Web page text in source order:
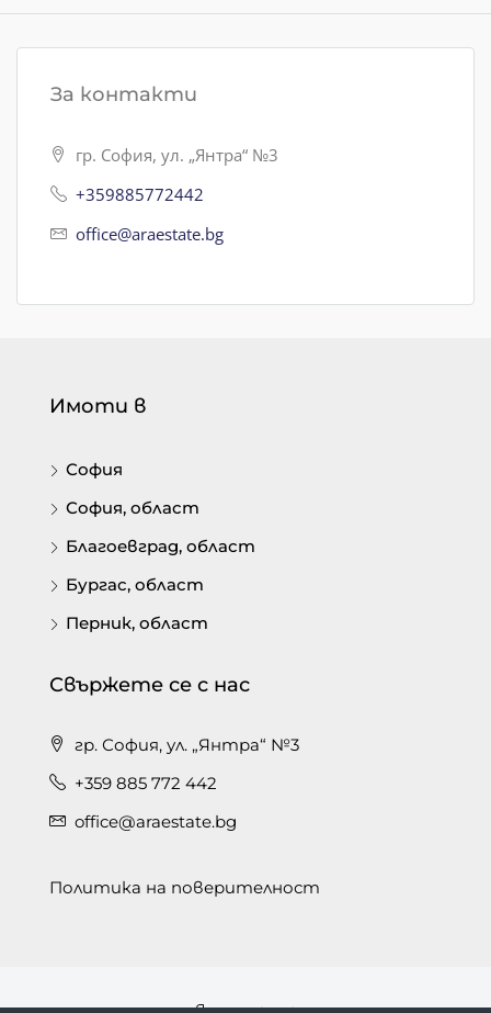
За контакти
гр. София, ул. „Янтра“ №3
+359885772442
office@araestate.bg
Имоти в
София
София, област
Благоевград, област
Бургас, област
Перник, област
Свържете се с нас
гр. София, ул. „Янтра“ №3
+359 885 772 442
office@araestate.bg
Политика на поверителност